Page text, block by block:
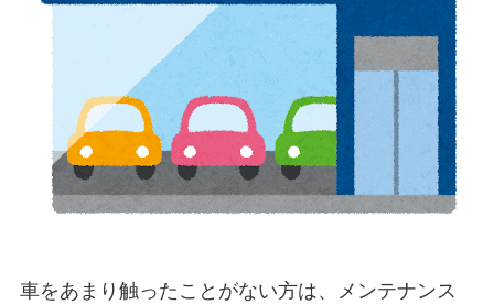
車をあまり触ったことがない方は、メンテナンス